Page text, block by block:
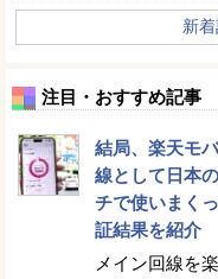
新
注目・おすすめ記事
結局、楽天モ
線として日本
チで使いまく
証結果を紹介
メイン回線を